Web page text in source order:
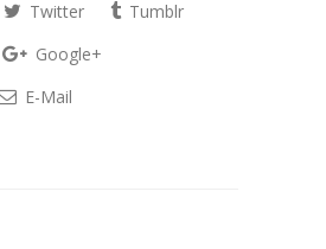
Twitter
Tumblr
Google+
E-Mail